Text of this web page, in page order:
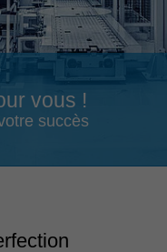
vous !
succès